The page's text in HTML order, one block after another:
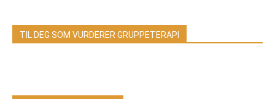
TIL DEG SOM VURDERER GRUPPETERAPI